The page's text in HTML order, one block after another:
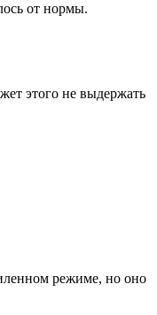
от нормы.
этого не выдержать
режиме, но оно